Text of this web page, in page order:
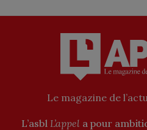
Le magazine de
L’asbl L’appel a pour